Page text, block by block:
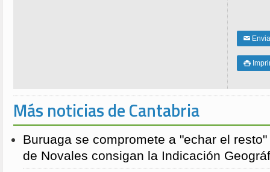
✉

Más noticias de Cantabria
Buruaga se compromete a "echar el
de Novales consigan la Indicación